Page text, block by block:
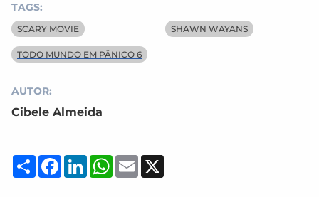
TAGS:
SCARY MOVIE SHAWN WAYANS
TODO MUNDO EM PÂNICO 6
AUTOR:
Cibele Almeida
Compartilhar
Facebook
LinkedInWhatsApp
Email